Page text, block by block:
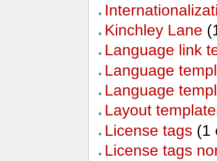
Kinchley Lane
Language link
Language
Language
Layout
License tags
License tags